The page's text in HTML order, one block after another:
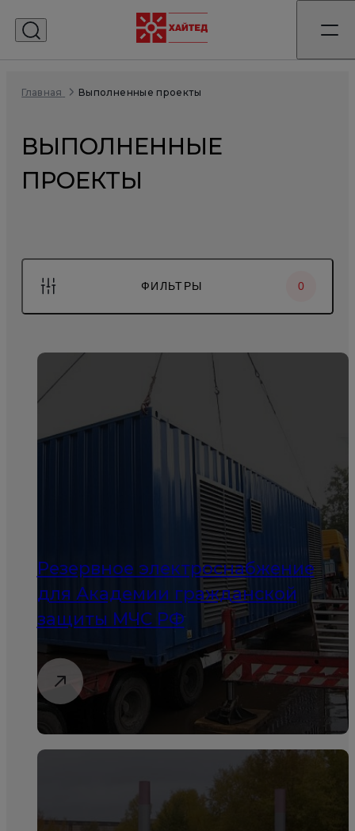
Главная Выполненные проекты
ВЫПОЛНЕННЫЕ
ПРОЕКТЫ
ФИЛЬТРЫ 0
Резервное электроснабжение
для Академии гражданской
защиты МЧС РФ